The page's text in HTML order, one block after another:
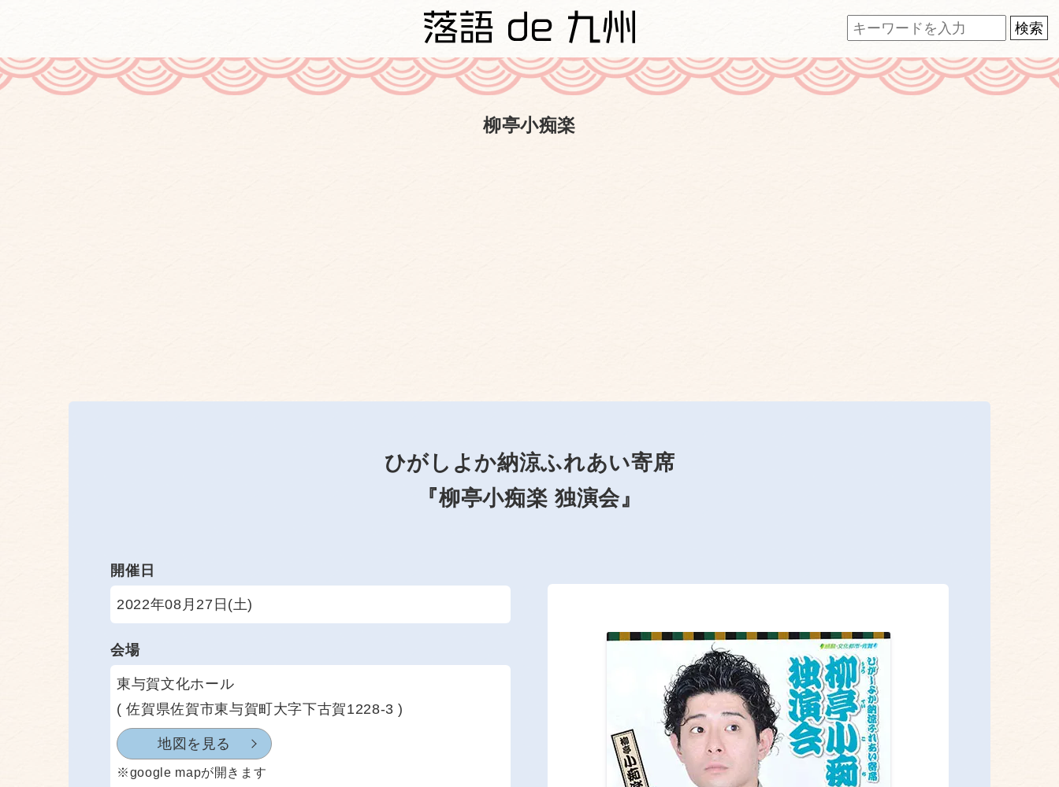
柳亭小痴楽
ひがしよか納涼ふれあい寄席
『柳亭小痴楽 独演会』
開催日
2022年08月27日(土)
会場
東与賀文化ホール
( 佐賀県佐賀市東与賀町大字下古賀1228-3 )
地図を見る
※google mapが開きます